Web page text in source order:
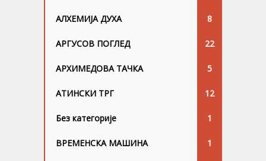
АЛХЕМИЈА ДУХА 8
АРГУСОВ ПОГЛЕД 22
АРХИМЕДОВА ТАЧКА 5
АТИНСКИ ТРГ 12
Без категорије 1
ВРЕМЕНСКА МАШИНА 1